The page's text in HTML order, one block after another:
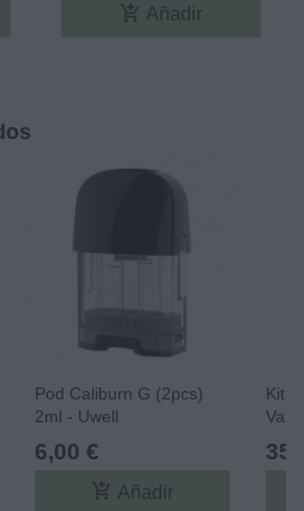
add_shopping_cart Añadir
Pod Caliburn G (2pcs)
2ml - Uwell
6,00 €
add_shopping_cart Añadir
Kit